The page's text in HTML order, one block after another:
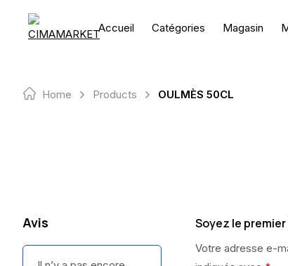
Accueil Catégories Magasin
Home Products OULMÈS 50CL
Avis Soyez le premier
Votre adresse e-